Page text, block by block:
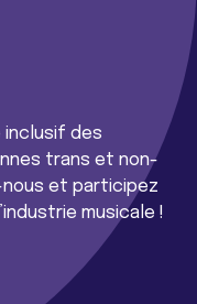
inclusif des
trans et non-
nous et participez
musicale !